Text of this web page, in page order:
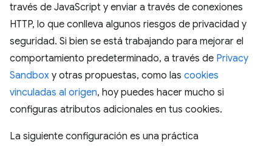
través de JavaScript y enviar a través de conexiones
HTTP, lo que conlleva algunos riesgos de privacidad y
seguridad. Si bien se está trabajando para mejorar el
comportamiento predeterminado, a través de Privacy
Sandbox y otras propuestas, como las cookies
vinculadas al origen, hoy puedes hacer mucho si
configuras atributos adicionales en tus cookies.
La siguiente configuración es una práctica